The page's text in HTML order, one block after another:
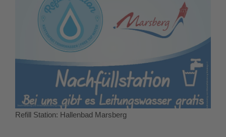
Refill Station: Hallenbad Marsberg